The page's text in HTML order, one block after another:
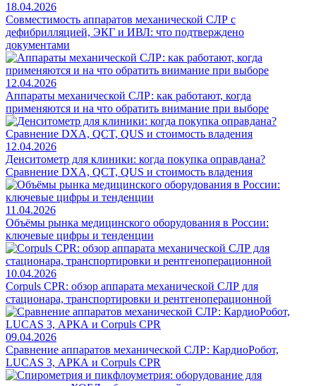
18.04.2026
Совместимость аппаратов механической СЛР с
дефибрилляцией, ЭКГ и ИВЛ: что подтверждено
документами
12.04.2026
Аппараты механической СЛР: как работают, когда
применяются и на что обратить внимание при выборе
12.04.2026
Денситометр для клиники: когда покупка оправдана?
Сравнение DXA, QCT, QUS и стоимость владения
11.04.2026
Объёмы рынка медицинского оборудования в России:
ключевые цифры и тенденции
10.04.2026
Corpuls CPR: обзор аппарата механической СЛР для
стационара, транспортировки и рентгеноперационной
09.04.2026
Сравнение аппаратов механической СЛР: КардиоРобот,
LUCAS 3, АРКА и Corpuls CPR